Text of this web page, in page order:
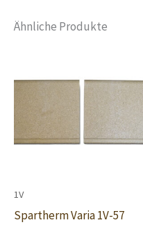
Ähnliche Produkte
1V
Spartherm Varia 1V-57